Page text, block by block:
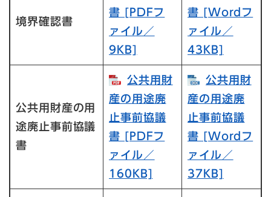
境界確認書
書​ [PDFフ
ァイル／
9KB]
書​ [Wordフ
ァイル／
43KB]
公共用財産の用
途廃止事前協議
書
公共用財
産の用途廃
止事前協議
書​ [PDFフ
ァイル／
160KB]
公共用財
産の用途廃
止事前協議
書​ [Wordフ
ァイル／
37KB]